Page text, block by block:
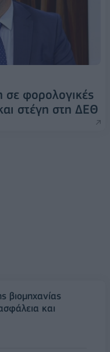
φορολογικές
στέγη στη ΔΕΘ
βιομηχανίας
και